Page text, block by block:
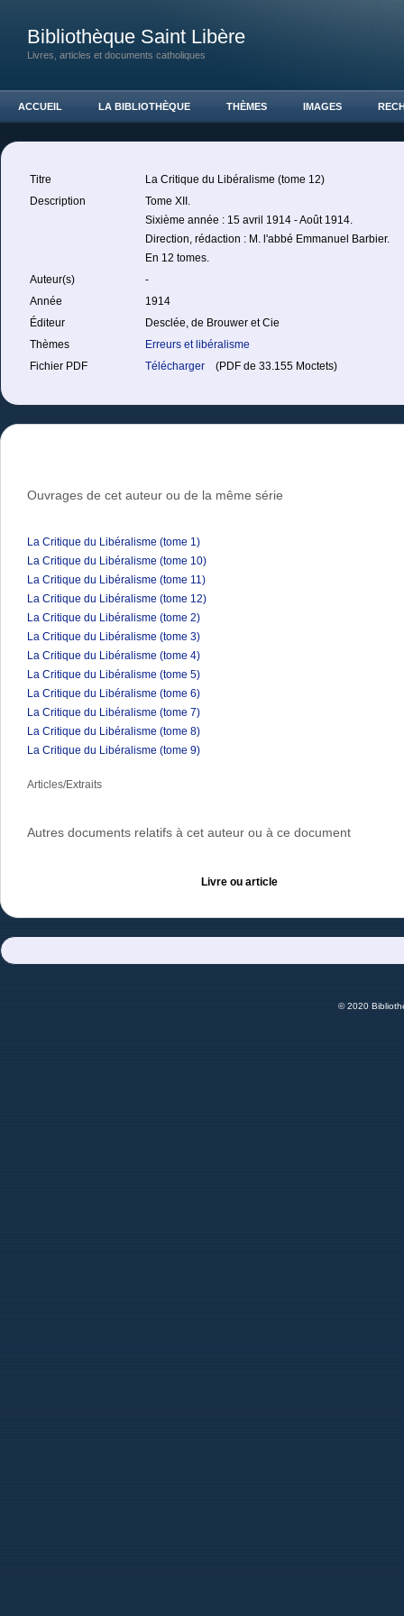
Bibliothèque Saint Libère
Livres, articles et documents catholiques
ACCUEIL LA BIBLIOTHÈQUE THÈMES IMAGES
Titre
La Critique du Libéralisme (tome 12)
Description
Tome XII.
Sixième année : 15 avril 1914 - Août 1914.
Direction, rédaction : M. l'abbé Emmanuel Barbier.
En 12 tomes.
Auteur(s)
-
Année
1914
Éditeur
Desclée, de Brouwer et Cie
Thèmes
Erreurs et libéralisme
Fichier PDF
Télécharger (PDF de 33.155 Moctets)
Ouvrages de cet auteur ou de la même série
La Critique du Libéralisme (tome 1)
La Critique du Libéralisme (tome 10)
La Critique du Libéralisme (tome 11)
La Critique du Libéralisme (tome 12)
La Critique du Libéralisme (tome 2)
La Critique du Libéralisme (tome 3)
La Critique du Libéralisme (tome 4)
La Critique du Libéralisme (tome 5)
La Critique du Libéralisme (tome 6)
La Critique du Libéralisme (tome 7)
La Critique du Libéralisme (tome 8)
La Critique du Libéralisme (tome 9)
Articles/Extraits
Autres documents relatifs à cet auteur ou à ce document
Livre ou article
© 2020